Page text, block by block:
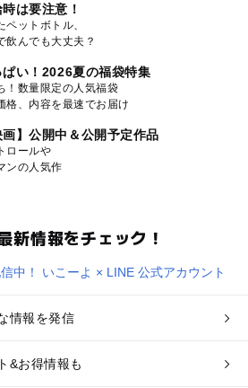
は要注意！
ペットボトル、
飲んでも大丈夫？
ぱい！2026夏の福袋特集
！数量限定の人気福袋
格、内容を最速でお届け
画】公開中＆公開予定作品
ロールや
ンの人気作
新情報をチェック！
情報を発信
&お得情報も